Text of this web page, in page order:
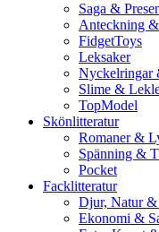
Saga &
Anteckning
FidgetToys
Leksaker
Nyckelringar
Slime &
TopModel
Skönlitteratur
Romaner &
Spänning &
Pocket
Facklitteratur
Djur, Natur &
Ekonomi &